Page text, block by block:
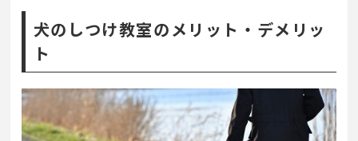
犬のしつけ教室のメリット・デメリッ
ト